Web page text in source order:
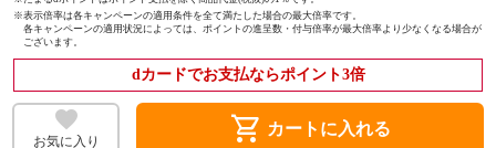
※表示倍率は各キャンペーンの適用条件を全て満たした場合の最大倍率です。
各キャンペーンの適用状況によっては、ポイントの進呈数・付与倍率が最大倍率より少なくなる場合が
ございます。
dカードでお支払ならポイント3倍
お気に入り shopping_cart カートに入れる